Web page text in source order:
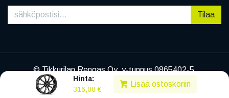
Hinta:
316,00 €
Lisää ostoskoriin
Tilaa
© Tikkurilan Rengas Oy, y-tunnus 0865402-5
|Tietosuojaseloste